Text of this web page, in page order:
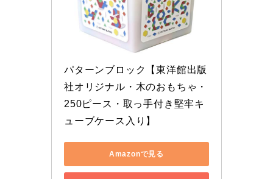
パターンブロック【東洋館出版
社オリジナル・木のおもちゃ・
250ピース・取っ手付き堅牢キ
ューブケース入り】
Amazonで見る